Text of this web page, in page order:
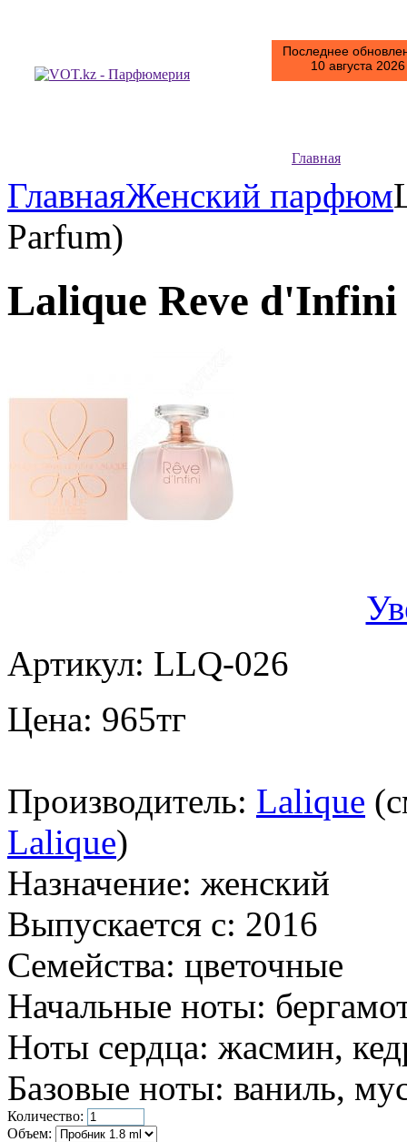
Последнее
10 августа
Главная
ГлавнаяЖенский парфюм
Parfum)
Lalique Reve
Артикул: LLQ-026
Цена: 965тг
Производитель: Lalique
Lalique)
Назначение: женский
Выпускается с: 2016
Семейства: цветочные
Начальные ноты:
Ноты сердца: жасмин,
Базовые ноты: ваниль,
Количество:
Объем: